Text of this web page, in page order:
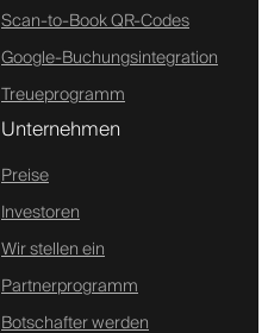
Scan-to-Book QR-Codes
Google-Buchungsintegration
Treueprogramm
Unternehmen
Preise
Investoren
Wir stellen ein
Partnerprogramm
Botschafter werden